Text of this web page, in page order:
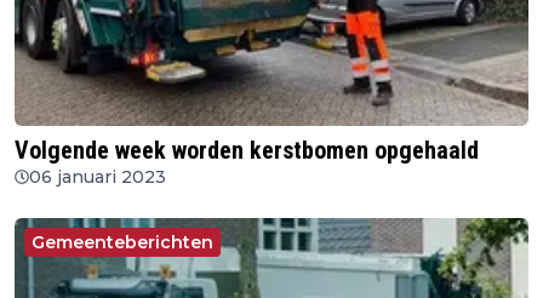
Volgende week worden kerstbomen opgehaald
06 januari 2023
Gemeenteberichten